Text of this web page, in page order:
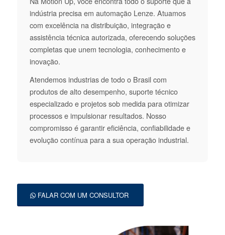
indústria precisa em automação Lenze. Atuamos
com excelência na distribuição, integração e
assistência técnica autorizada, oferecendo soluções
completas que unem tecnologia, conhecimento e
inovação.
Atendemos industrias de todo o Brasil com
produtos de alto desempenho, suporte técnico
especializado e projetos sob medida para otimizar
processos e impulsionar resultados. Nosso
compromisso é garantir eficiência, confiabilidade e
evolução contínua para a sua operação industrial.
FALAR COM UM CONSULTOR